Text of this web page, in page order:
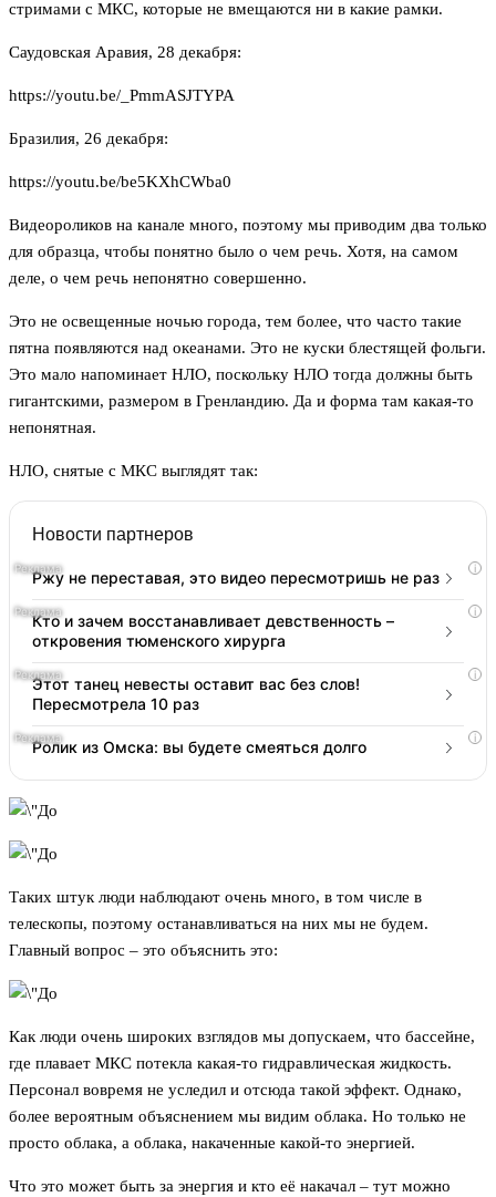
стримами с МКС, которые не вмещаются ни в какие рамки.
Саудовская Аравия, 28 декабря:
https://youtu.be/_PmmASJTYPA
Бразилия, 26 декабря:
https://youtu.be/be5KXhCWba0
Видеороликов на канале много, поэтому мы приводим два только
для образца, чтобы понятно было о чем речь. Хотя, на самом
деле, о чем речь непонятно совершенно.
Это не освещенные ночью города, тем более, что часто такие
пятна появляются над океанами. Это не куски блестящей фольги.
Это мало напоминает НЛО, поскольку НЛО тогда должны быть
гигантскими, размером в Гренландию. Да и форма там какая-то
непонятная.
НЛО, снятые с МКС выглядят так:
Новости партнеров
i
Ржу не переставая, это видео пересмотришь не раз
i
Кто и зачем восстанавливает девственность –
откровения тюменского хирурга
i
Этот танец невесты оставит вас без слов!
Пересмотрела 10 раз
i
Ролик из Омска: вы будете смеяться долго
Таких штук люди наблюдают очень много, в том числе в
телескопы, поэтому останавливаться на них мы не будем.
Главный вопрос – это объяснить это:
Как люди очень широких взглядов мы допускаем, что бассейне,
где плавает МКС потекла какая-то гидравлическая жидкость.
Персонал вовремя не уследил и отсюда такой эффект. Однако,
более вероятным объяснением мы видим облака. Но только не
просто облака, а облака, накаченные какой-то энергией.
Что это может быть за энергия и кто её накачал – тут можно